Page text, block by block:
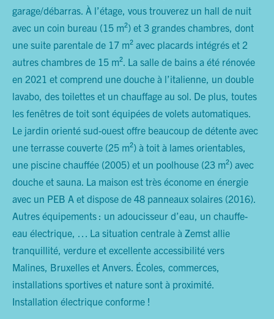
garage/débarras. À l’étage, vous trouverez un hall de nuit
avec un coin bureau (15 m²) et 3 grandes chambres, dont
une suite parentale de 17 m² avec placards intégrés et 2
autres chambres de 15 m². La salle de bains a été rénovée
en 2021 et comprend une douche à l’italienne, un double
lavabo, des toilettes et un chauffage au sol. De plus, toutes
les fenêtres de toit sont équipées de volets automatiques.
Le jardin orienté sud-ouest offre beaucoup de détente avec
une terrasse couverte (25 m²) à toit à lames orientables,
une piscine chauffée (2005) et un poolhouse (23 m²) avec
douche et sauna. La maison est très économe en énergie
avec un PEB A et dispose de 48 panneaux solaires (2016).
Autres équipements : un adoucisseur d’eau, un chauffe-
eau électrique, … La situation centrale à Zemst allie
tranquillité, verdure et excellente accessibilité vers
Malines, Bruxelles et Anvers. Écoles, commerces,
installations sportives et nature sont à proximité.
Installation électrique conforme !